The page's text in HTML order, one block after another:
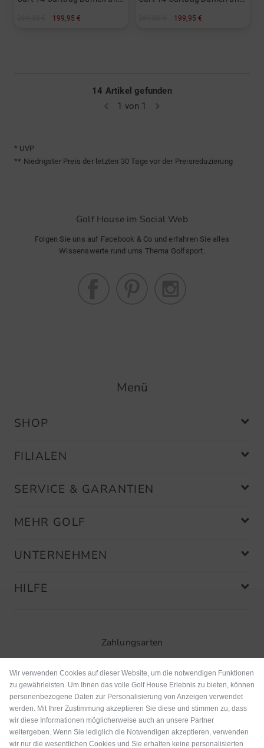
199,95 € 199,95 €
14 Artikel gefunden
1 von 1
* UVP
** Niedrigster Preis der letzten 30 Tage vor der Preisreduzierung
Golf House im Social Web
Folgen Sie uns auf Facebook & Co und erfahren Sie alles
Wissenswerte rund ums Thema Golfsport.
Menü
SHOP
FILIALEN
SERVICE & GARANTIEN
MEHR GOLF
UNTERNEHMEN
HILFE
Zahlungsarten
Wir verwenden Cookies auf dieser Website, um die notwendigen Funktionen
zu gewährleisten. Um Ihnen das volle Golf House Erlebnis zu bieten, können
personenbezogene Daten zur Personalisierung von Anzeigen verwendet
werden. Mit Ihrer Zustimmung akzeptieren Sie diese und stimmen zu, dass
wir diese Informationen möglicherweise auch an unsere Partner
weitergeben. Wenn Sie lediglich die Notwendigen akzeptieren, verwenden
wir nur die wesentlichen Cookies und Sie erhalten keine personalisierten